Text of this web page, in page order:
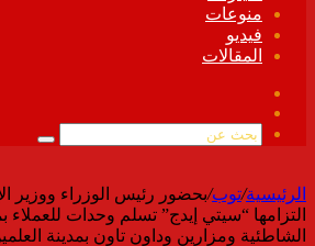
منوعات
فيديو
المقالات
الموقع
بحث
الرئيسية/توب/بحضور رئيس الوزراء ووزير
التزامها “سيتي إيدج” تسلم وحدات للعملاء
الشاطئية ومزارين وداون تاون بمدينة